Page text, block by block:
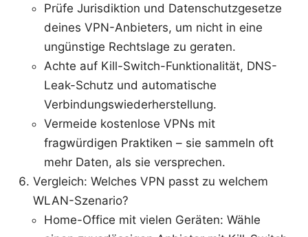
Prüfe Jurisdiktion und Datenschutzgesetze
deines VPN-Anbieters, um nicht in eine
ungünstige Rechtslage zu geraten.
Achte auf Kill-Switch-Funktionalität, DNS-
Leak-Schutz und automatische
Verbindungswiederherstellung.
Vermeide kostenlose VPNs mit
fragwürdigen Praktiken – sie sammeln oft
mehr Daten, als sie versprechen.
Vergleich: Welches VPN passt zu welchem
WLAN-Szenario?
Home-Office mit vielen Geräten: Wähle